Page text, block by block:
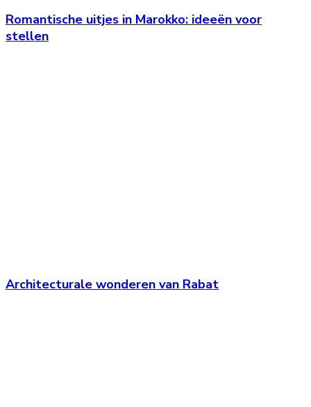
Romantische uitjes in Marokko: ideeën voor
stellen
Architecturale wonderen van Rabat